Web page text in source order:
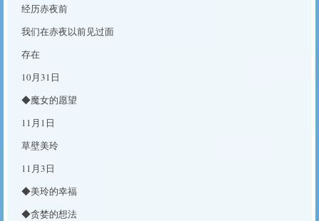
经历赤夜前
我们在赤夜以前见过面
存在
10月31日
◆魔女的愿望
11月1日
草壁美玲
11月3日
◆美玲的幸福
◆贪婪的想法